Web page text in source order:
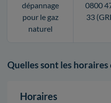
dépannage
pour le gaz
naturel
0800
33
Quelles sont les
Horaires